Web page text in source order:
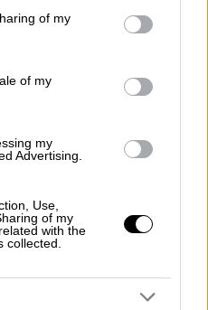
behaviour. You may click to
and its third-party tags to
purposes in below Google
of my
of my
my
Advertising.
Use,
of my
with the
collected.
Άγιο Βαλεντίνο: Τα
της Αθήνας για
μέχρι